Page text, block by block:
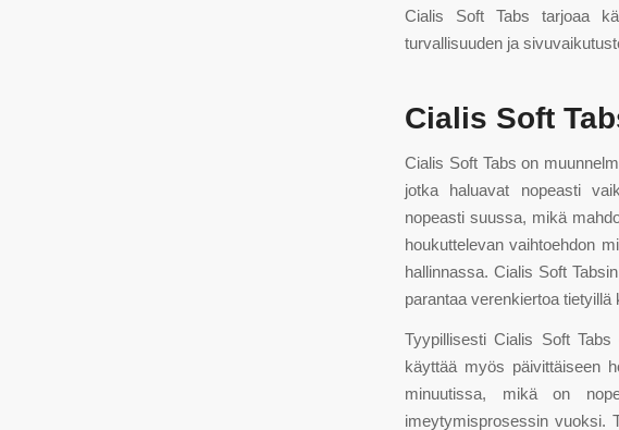
Cialis Soft Tabs tarjoaa
turvallisuuden ja
Cialis Soft
Cialis Soft Tabs on
jotka haluavat nopeasti
nopeasti suussa, mikä
houkuttelevan vaihtoehdon
hallinnassa. Cialis Soft
parantaa verenkiertoa
Tyypillisesti Cialis Soft
käyttää myös päivittäiseen
minuutissa, mikä on
imeytymisprosessin vuoksi.